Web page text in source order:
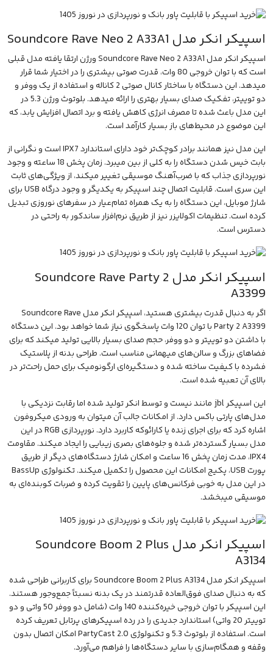
اسپیکر انکر مدل Soundcore Rave Neo 2 A33A1
اسپیکر انکر مدل Soundcore Rave Neo 2 A33A1
ورژن ارتقا یافته مدل قبلی
است که با توان خروجی 80 وات، قدرت صوتی بیشتری را در اختیار شما قرار
میدهد. این دستگاه با ساختار کانال صوتی 2 کاناله و استفاده از یک ووفر و
دو توییتر، تفکیک صدای بسیار بهتری را ارائه میدهد. بلوتوث ورژن 5.3 در
این مدل باعث شده تا مصرف انرژی کاهش یافته و برد اتصال افزایش یابد، که
این موضوع در محیط‌های باز بسیار کارآمد است.
این مدل نیز همانند برادر کوچک‌تر خود دارای استاندارد IPX7 است و نگرانی از
بابت خیس شدن دستگاه را به کلی از بین میبرد. زمان پخش 18 ساعته و وجود
نورپردازی جذاب که با ضرب‌آهنگ موسیقی تغییر میکند، از ویژگی‌های ثابت
این سری است. قابلیت اتصال چند اسپیکر به یکدیگر و وجود درگاه USB برای
شارژ موبایل، این دستگاه را به یک همراه تمام‌عیار در سفرهای نوروزی تبدیل
کرده است. تنظیمات اکولایزر نیز از طریق نرم‌افزار ساندکور به راحتی در
دسترس است.
اسپیکر انکر مدل Soundcore Rave Party 2
A3399
اگر به دنبال قدرت بیشتری هستید،
اسپیکر انکر مدل Soundcore Rave
Party 2 A3399
با توان 120 وات پاسخگوی نیاز شما خواهد بود. این دستگاه
با داشتن دو توییتر و دو ووفر، حجم صدای بسیار بالایی تولید میکند که برای
فضاهای بزرگ و سالن‌های میهمانی مناسب است. طراحی بدنه از پلاستیک
فشرده با کیفیت ساخته شده و دستگیره‌ای ارگونومیک برای حمل راحت‌تر در
بالای آن تعبیه شده است.
ایناسپیکر jbl
مانند نیست و توسط انکر تولید شده اما رقابت نزدیکی با
مدل‌های پارتی باکس دارد. از امکانات جالب آن میتوان به ورودی میکروفون
اشاره کرد که برای اجرای زنده یا کارائوکه کاربرد دارد. نورپردازی RGB در این
مدل بسیار گسترده‌تر شده و جلوه‌های بصری زیبایی را ایجاد میکند. مقاومت
IPX4، مدت زمان پخش 16 ساعت و امکان شارژ دستگاه‌های دیگر از طریق
پورت USB، پکیج امکانات این محصول را تکمیل میکند. تکنولوژی BassUp
در این مدل به خوبی فرکانس‌های پایین را تقویت کرده و ضربات کوبنده‌ای به
موسیقی میبخشد.
اسپیکر انکر مدل Soundcore Boom 2 Plus
A3134
اسپیکر انکر مدل Soundcore Boom 2 Plus A3134
برای کاربرانی طراحی شده
که به دنبال صدای فوق‌العاده قدرتمند در یک بدنه نسبتاً جمع‌وجور هستند.
این اسپیکر با توان خروجی خیره‌کننده 140 وات (شامل دو ووفر 50 واتی و دو
توییتر 20 واتی) استاندارد جدیدی را در رده اسپیکرهای پرتابل تعریف کرده
است. استفاده از بلوتوث 5.3 و تکنولوژی PartyCast 2.0 امکان اتصال بدون
وقفه و همگام‌سازی با سایر دستگاه‌ها را فراهم می‌آورد.